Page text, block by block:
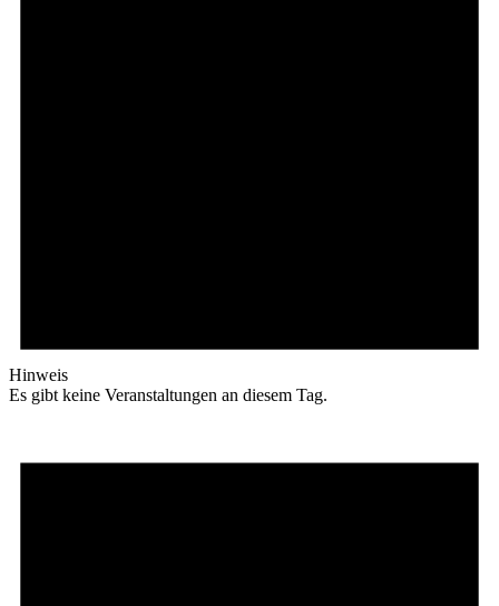
Hinweis
Es gibt keine Veranstaltungen an diesem Tag.